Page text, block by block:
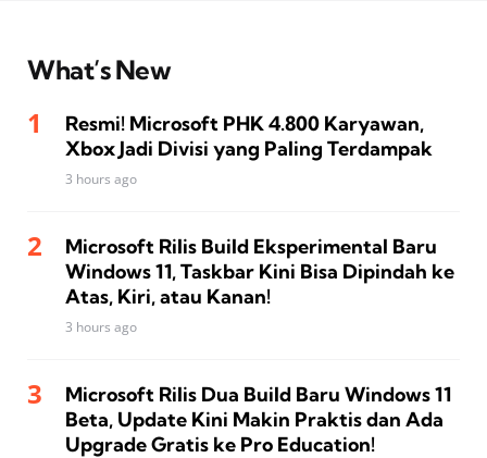
What’s New
Resmi! Microsoft PHK 4.800 Karyawan,
Xbox Jadi Divisi yang Paling Terdampak
3 hours ago
Microsoft Rilis Build Eksperimental Baru
Windows 11, Taskbar Kini Bisa Dipindah ke
Atas, Kiri, atau Kanan!
3 hours ago
Microsoft Rilis Dua Build Baru Windows 11
Beta, Update Kini Makin Praktis dan Ada
Upgrade Gratis ke Pro Education!